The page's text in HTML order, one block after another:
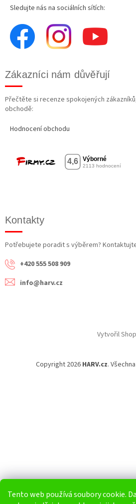
Tento web používá soubory cookie.
Sledujte nás na sociálních sítích:
Zákazníci nám důvěřují
Přečtěte si recenze spokojených
obchodě:
Hodnocení obchodu
Kontakty
Potřebujete poradit s výběrem?
+420 555 508 909
info@harv.cz
Vytvořil
Copyright 2026 HARV.cz.